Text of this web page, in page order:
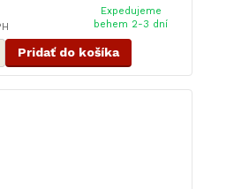
Expedujeme
behem 2-3 dní
Pridať do košíka